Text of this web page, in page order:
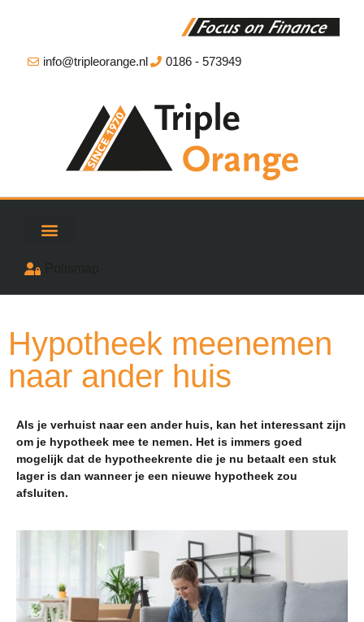
info@tripleorange.nl 0186 - 573949
Hypotheek meenemen
naar ander huis
Als je verhuist naar een ander huis, kan het interessant zijn
om je hypotheek mee te nemen. Het is immers goed
mogelijk dat de hypotheekrente die je nu betaalt een stuk
lager is dan wanneer je een nieuwe hypotheek zou
afsluiten.